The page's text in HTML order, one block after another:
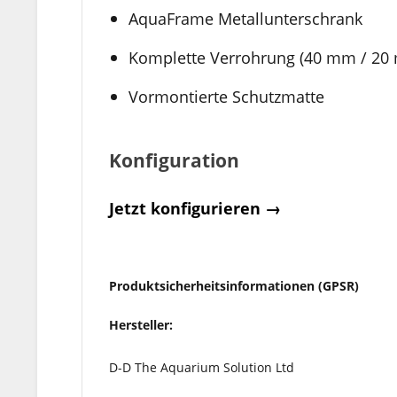
AquaFrame Metallunterschrank
Komplette Verrohrung (40 mm / 20
Vormontierte Schutzmatte
Konfiguration
Jetzt konfigurieren →
Produktsicherheitsinformationen (GPSR)
Hersteller:
D-D The Aquarium Solution Ltd